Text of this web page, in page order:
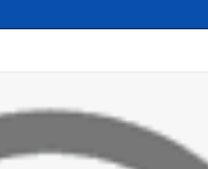
سعد تناول في مؤتمر صحافي اقتراح
وسلالم للسلامة… بصمة جديدة لـ مؤسسة